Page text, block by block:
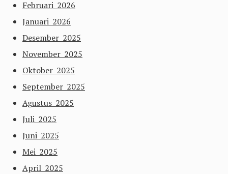
Februari 2026
Januari 2026
Desember 2025
November 2025
Oktober 2025
September 2025
Agustus 2025
Juli 2025
Juni 2025
Mei 2025
April 2025